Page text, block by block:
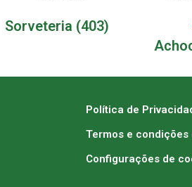
Sorveteria (403)
Política de
Termos e condições
Configurações de